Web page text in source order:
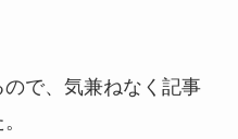
で、気兼ねなく記事